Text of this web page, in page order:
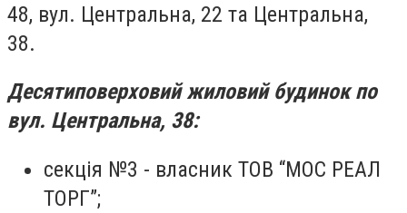
48, вул. Центральна, 22 та Центральна,
38.
Десятиповерховий жиловий будинок по
вул. Центральна, 38:
секція №3 - власник ТОВ “МОС РЕАЛ
ТОРГ”;